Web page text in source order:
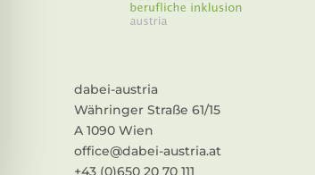
dabei-austria
Währinger Straße 61/15
A 1090 Wien
office@dabei-austria.at
+43 (0)650 20 70 111